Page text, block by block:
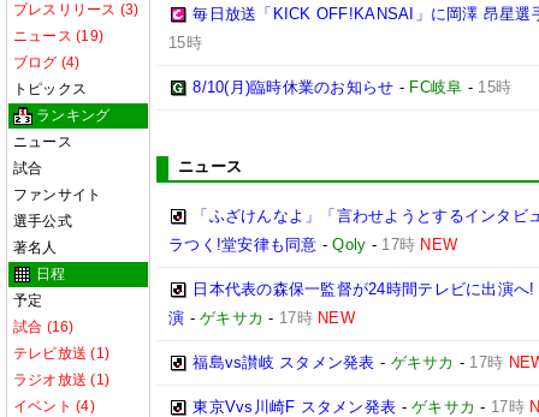
プレスリリース (3)
ニュース (19)
ブログ (4)
トピックス
ランキング
ニュース
試合
ファンサイト
選手公式
著名人
日程
予定
試合 (16)
テレビ放送 (1)
ラジオ放送 (1)
イベント (4)
毎日放送「KICK OFF!KANSAI」に岡澤 昂星選
15時
8/10(月)臨時休業のお知らせ - FC岐阜 - 15時
ニュース
「ふざけんなよ」「言わせようとするインタ
ラつく!堂安律も同意 -Qoly - 17時 NEW
日本代表の森保一監督が24時間テレビに出演
演 -ゲキサカ - 17時 NEW
福島vs讃岐 スタメン発表 - ゲキサカ - 17時
東京Vvs川崎F スタメン発表 -ゲキサカ - 17時